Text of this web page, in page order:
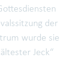
der
wurde sie
Jeck“